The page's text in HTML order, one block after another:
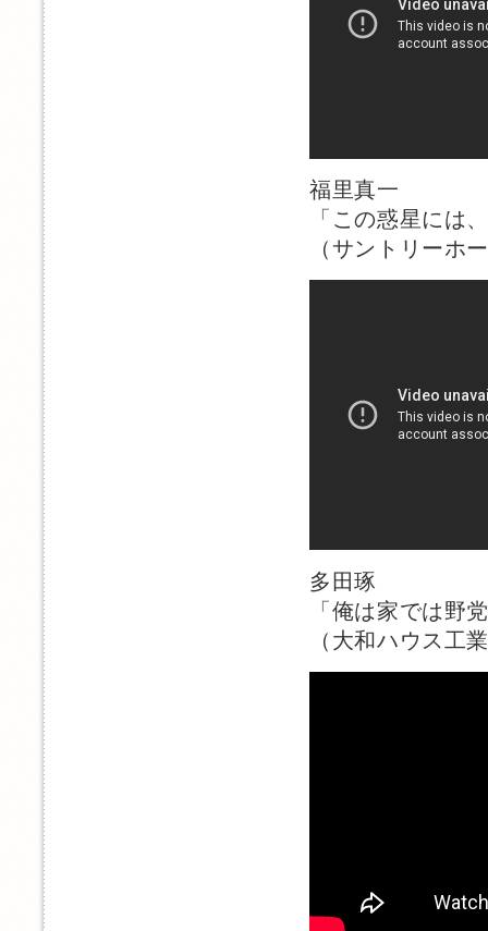
福里真一
「この惑星には
（サントリーホ
多田琢
「俺は家では野
（大和ハウス工